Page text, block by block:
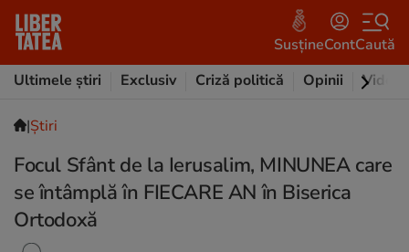
SusțineContCaută
Ultimele știri
Exclusiv Criză politică Opinii Video
|Ştiri
Focul Sfânt de la Ierusalim, MINUNEA care
se întâmplă în FIECARE AN în Biserica
Ortodoxă